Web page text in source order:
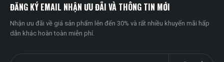
ĐĂNG KÝ EMAIL NHẬN ƯU ĐÃI VÀ THÔNG TIN MỚI
Nhận ưu đãi về giá sản phẩm lên đến 30% và rất nhiều khuyến mãi hấp
dẫn khác hoàn toàn miễn phí.